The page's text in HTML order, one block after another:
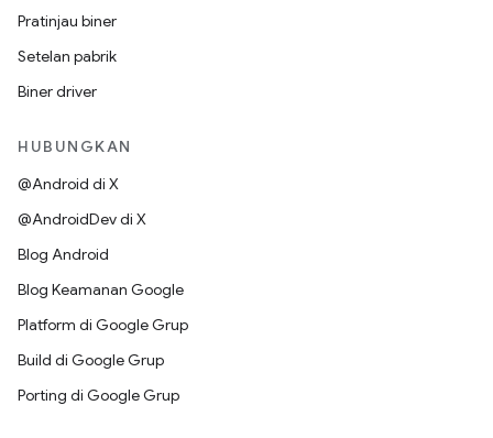
Pratinjau biner
Setelan pabrik
Biner driver
HUBUNGKAN
@Android di X
@AndroidDev di X
Blog Android
Blog Keamanan Google
Platform di Google Grup
Build di Google Grup
Porting di Google Grup